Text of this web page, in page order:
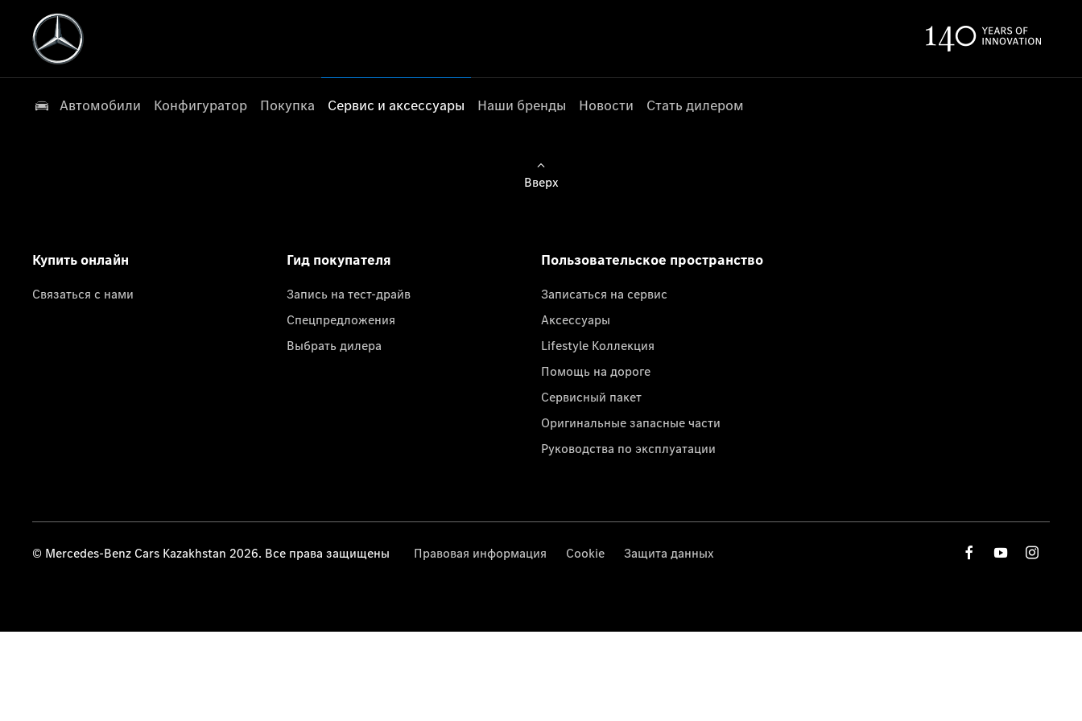
Автомобили Конфигуратор Покупка Сервис и аксессуары Наши бренды Новости Стать дилером
Вверх
Купить онлайн
Связаться с нами
Гид покупателя
Запись на тест-драйв
Спецпредложения
Выбрать дилера
Пользовательское пространство
Записаться на сервис
Аксессуары
Lifestyle Коллекция
Помощь на дороге
Сервисный пакет
Оригинальные запасные части
Руководства по эксплуатации
© Mercedes-Benz Cars Kazakhstan 2026. Все права защищены Правовая информация Cookie Защита данных